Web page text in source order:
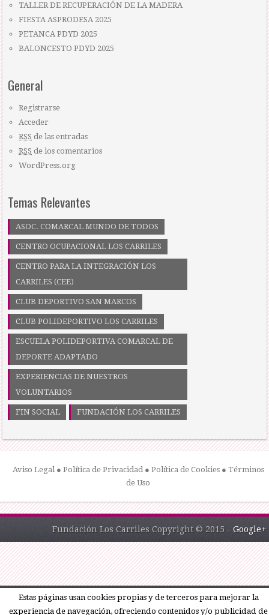
TALLER DE RECUPERACIÓN DE LA MADERA
FIESTA ASPRODESA 2025
PETANCA PDYD 2025
BALONCESTO PDYD 2025
General
Registrarse
Acceder
RSS de las entradas
RSS de los comentarios
WordPress.org
Temas Relevantes
ASOC. COMARCAL MUNDO DE TODOS
CENTRO OCUPACIONAL LOS CARRILES
CENTRO PARA LA INTEGRACIÓN LOS
CARRILES (CEE)
CLUB DEPORTIVO SAN MARCOS
CLUB POLIDEPORTIVO LOS CARRILES
ESCUELA POLIDEPORTIVA COMARCAL DE
DEPORTE ADAPTADO
EXPERIENCIAS DE NUESTROS
VOLUNTARIOS
FIN SOCIAL FUNDACIÓN LOS CARRILES
Aviso Legal● Política de Privacidad● Política de Cookies● Términos
de Uso
Fundación Los Carriles Copyright © 2015 - Google+
Estas páginas usan cookies propias y de terceros para mejorar la
experiencia de navegación, ofreciendo contenidos y/o publicidad de